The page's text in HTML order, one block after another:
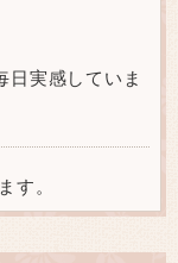
日実感していま
す。